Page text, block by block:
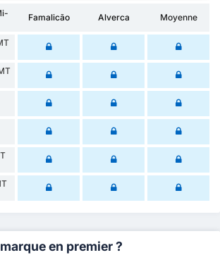
Famalicão Alverca Moyenne
en premier ?